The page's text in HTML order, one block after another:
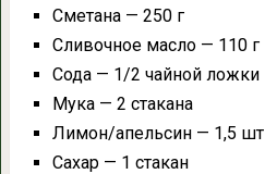
Сметана — 250 г
Сливочное масло — 110 г
Сода — 1/2 чайной ложки
Мука — 2 стакана
Лимон/апельсин — 1,5 шт
Сахар — 1 стакан